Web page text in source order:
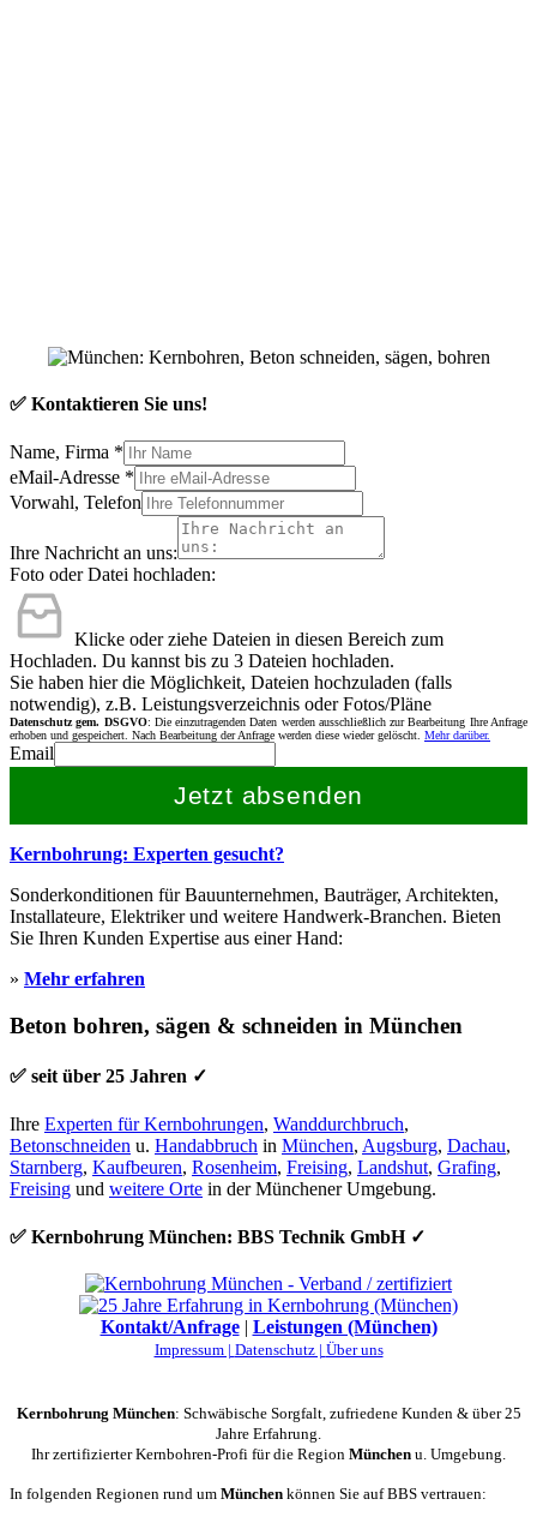
✅ Kontaktieren Sie uns!
Name, Firma *
eMail-Adresse *
Vorwahl, Telefon
Ihre Nachricht an uns:
Foto oder Datei hochladen:
Klicke oder ziehe Dateien in diesen Bereich zum
Hochladen. Du kannst bis zu 3 Dateien hochladen.
Sie haben hier die Möglichkeit, Dateien hochzuladen (falls
notwendig), z.B. Leistungsverzeichnis oder Fotos/Pläne
Datenschutz gem. DSGVO: Die einzutragenden Daten werden ausschließlich zur Bearbeitung Ihre Anfrage
erhoben und gespeichert. Nach Bearbeitung der Anfrage werden diese wieder gelöscht. Mehr darüber.
Email
Jetzt absenden
Kernbohrung: Experten gesucht?
Sonderkonditionen für Bauunternehmen, Bauträger, Architekten,
Installateure, Elektriker und weitere Handwerk-Branchen. Bieten
Sie Ihren Kunden Expertise aus einer Hand:
» Mehr erfahren
Beton bohren, sägen & schneiden in München
✅ seit über 25 Jahren ✓
Ihre Experten für Kernbohrungen, Wanddurchbruch,
Betonschneiden u. Handabbruch in München, Augsburg, Dachau,
Starnberg, Kaufbeuren, Rosenheim, Freising, Landshut, Grafing,
Freising und weitere Orte in der Münchener Umgebung.
✅ Kernbohrung München: BBS Technik GmbH ✓
Kontakt/Anfrage| Leistungen (München)
Impressum | Datenschutz | Über uns
Kernbohrung München: Schwäbische Sorgfalt, zufriedene Kunden & über 25
Jahre Erfahrung.
Ihr zertifizierter Kernbohren-Profi für die Region München u. Umgebung.
In folgenden Regionen rund um München können Sie auf BBS vertrauen: